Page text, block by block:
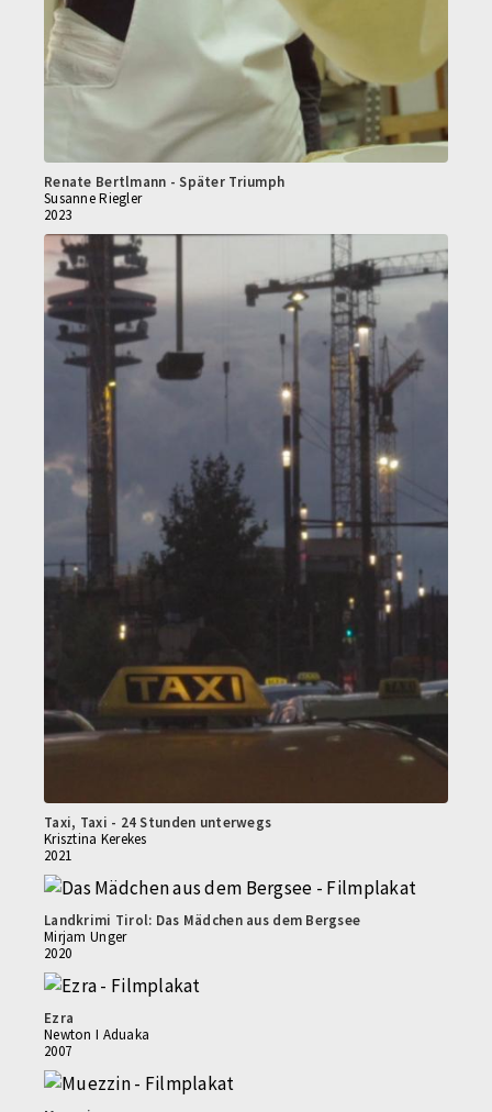
Renate Bertlmann - Später Triumph
Susanne Riegler
2023
Taxi, Taxi - 24 Stunden unterwegs
Krisztina Kerekes
2021
Landkrimi Tirol: Das Mädchen aus dem Bergsee
Mirjam Unger
2020
Ezra
Newton I Aduaka
2007